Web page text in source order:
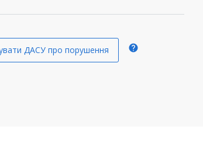
ДАСУ про порушення help